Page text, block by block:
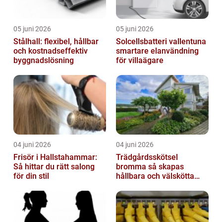
05 juni 2026
Stålhall: flexibel, hållbar
och kostnadseffektiv
byggnadslösning
05 juni 2026
Solcellsbatteri vallentuna
smartare elanvändning
för villaägare
04 juni 2026
Frisör i Hallstahammar:
Så hittar du rätt salong
för din stil
04 juni 2026
Trädgårdsskötsel
bromma så skapas
hållbara och välskötta